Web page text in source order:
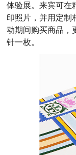
体验展。来宾可在
印照片，并用定制
动期间购买商品，
针一枚。